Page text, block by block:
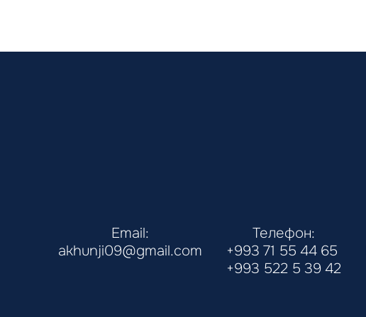
Email:
akhunji09@gmail.com
Телефон:
+993 71 55 44 65
+993 522 5 39 42